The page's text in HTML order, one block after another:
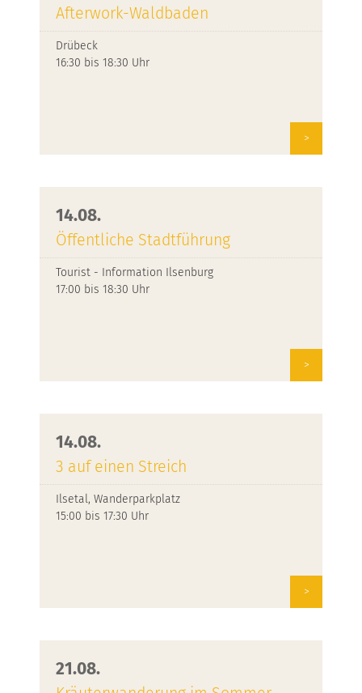
Afterwork-Waldbaden
Drübeck
16:30 bis 18:30 Uhr
>
14.08.
Öffentliche Stadtführung
Tourist - Information Ilsenburg
17:00 bis 18:30 Uhr
>
14.08.
3 auf einen Streich
Ilsetal, Wanderparkplatz
15:00 bis 17:30 Uhr
>
21.08.